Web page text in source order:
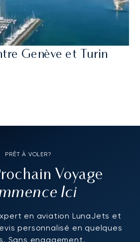
Genève et Turin
PRÊT À VOLER?
Voyage
Ici
en aviation LunaJets et
personnalisé en quelques
Sans engagement.